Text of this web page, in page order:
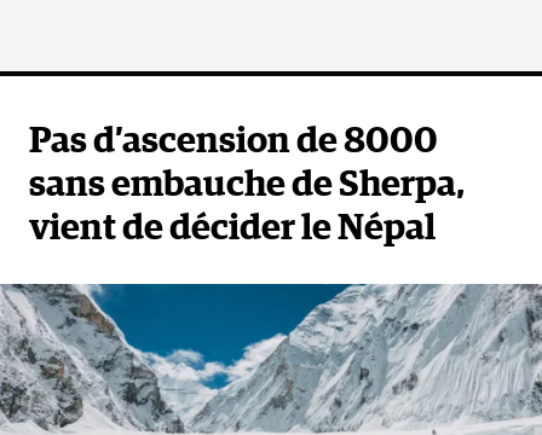
Pas d’ascension de 8000
sans embauche de Sherpa,
vient de décider le Népal